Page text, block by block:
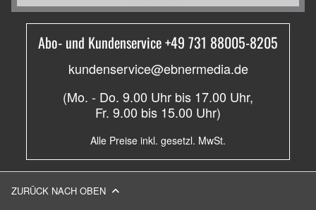
Abo- und Kundenservice +49 731 88005-8205
kundenservice@ebnermedia.de
(Mo. - Do. 9.00 Uhr bis 17.00 Uhr,
Fr. 9.00 bis 15.00 Uhr)
Alle Preise inkl. gesetzl. MwSt.
ZURÜCK NACH OBEN